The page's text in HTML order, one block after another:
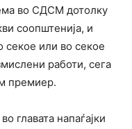
во СДСМ дотолку
соопштенија, и
секое или во секое
работи, сега
премиер.
главата напаѓајки